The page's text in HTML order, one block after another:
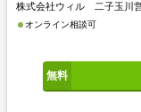
株式会社ウィル 二子玉川
オンライン相談可